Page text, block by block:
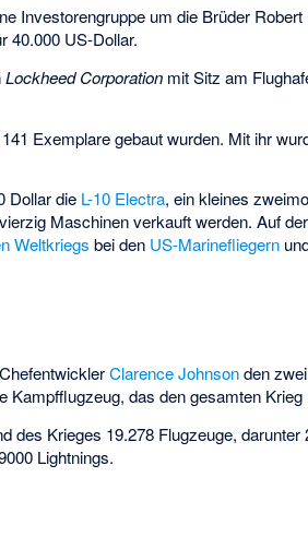
Investorengruppe um die Brüder
40.000 US-Dollar.
Lockheed Corporation mit Sitz am
Exemplare gebaut wurden. Mit ihr
Dollar die L-10 Electra, ein kleines
Maschinen verkauft werden. Auf
Weltkriegs bei den US-Marinefliegern
Clarence Johnsonden
Kampfflugzeug, das den gesamten
des Krieges 19.278 Flugzeuge,
Lightnings.